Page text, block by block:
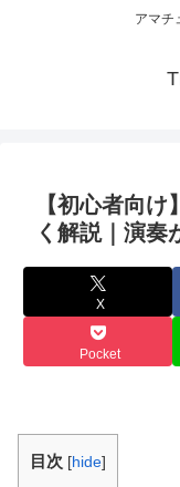
アマチ
【初心者向
く解説｜演奏
X
Pocket
目次 [hide]